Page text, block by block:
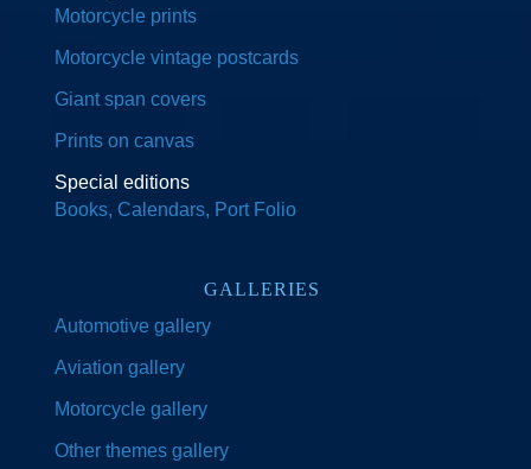
Motorcycle prints
Motorcycle vintage postcards
Giant span covers
Prints on canvas
Special editions
Books, Calendars, Port Folio
GALLERIES
Automotive gallery
Aviation gallery
Motorcycle gallery
Other themes gallery